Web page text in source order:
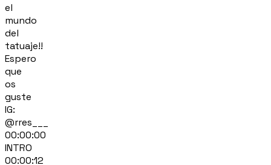
el
mundo
del
tatuaje!!
Espero
que
os
guste
IG:
@rres___
00:00:00
INTRO
00:00:12